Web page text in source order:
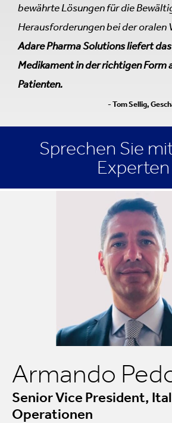
bewährte Lösungen für die
Herausforderungen bei der oralen
Adare Pharma Solutions liefert
Medikament in der richtigen Form
Patienten.
- Tom Sellig,
Sprechen Sie
Experten
Armando
Senior Vice President,
Operationen